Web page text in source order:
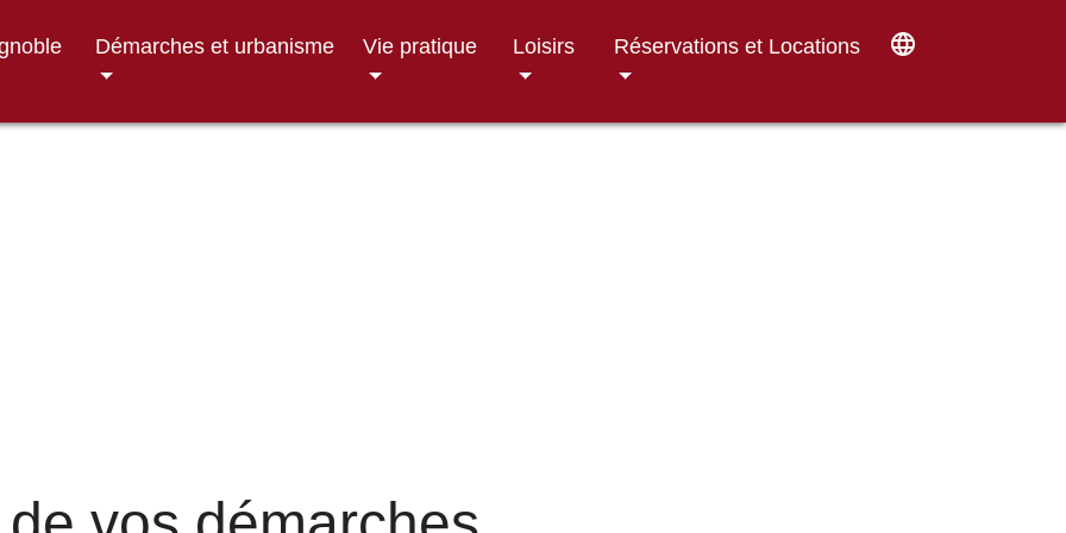
Démarches et urbanisme Vie pratique Loisirs Réservations et Locations language